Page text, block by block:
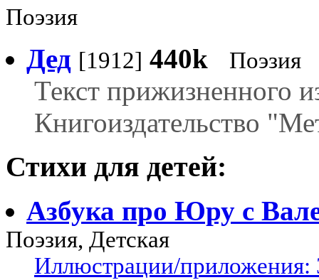
Поэзия
Дед [1912] 440k Поэзия
Текст прижизненного
Книгоиздательство
Стихи для детей:
Азбука про Юру с
Поэзия, Детская
Иллюстрации/приложения: